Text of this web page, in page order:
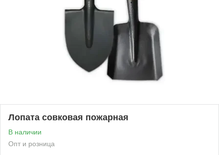
Лопата совковая пожарная
В наличии
Опт и розница